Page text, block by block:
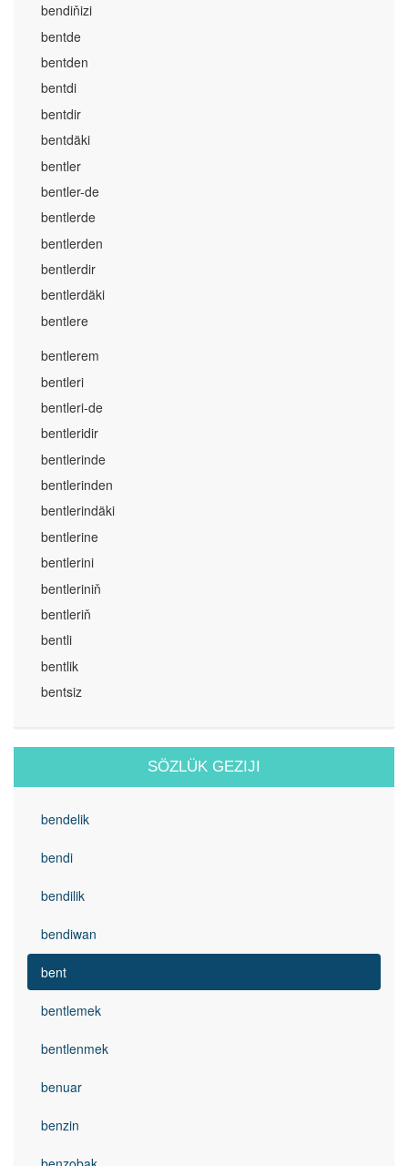
bendiňizi
bentde
bentden
bentdi
bentdir
bentdäki
bentler
bentler-de
bentlerde
bentlerden
bentlerdir
bentlerdäki
bentlere
bentlerem
bentleri
bentleri-de
bentleridir
bentlerinde
bentlerinden
bentlerindäki
bentlerine
bentlerini
bentleriniň
bentleriň
bentli
bentlik
bentsiz
SÖZLÜK GEZIJI
bendelik
bendi
bendilik
bendiwan
bent
bentlemek
bentlenmek
benuar
benzin